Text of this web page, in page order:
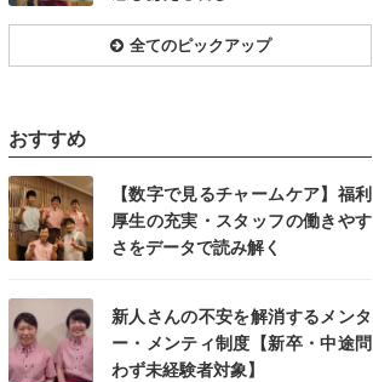
全てのピックアップ
おすすめ
【数字で見るチャームケア】福利
厚生の充実・スタッフの働きやす
さをデータで読み解く
新人さんの不安を解消するメンタ
ー・メンティ制度【新卒・中途問
わず未経験者対象】